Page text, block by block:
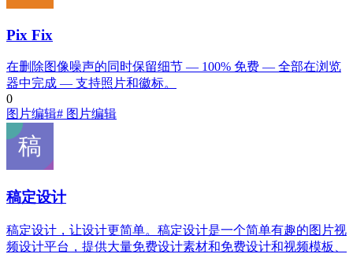
Pix Fix
在删除图像噪声的同时保留细节 — 100% 免费 — 全部在浏览
器中完成 — 支持照片和徽标。
0
图片编辑# 图片编辑
稿定设计
稿定设计，让设计更简单。稿定设计是一个简单有趣的图片视
频设计平台，提供大量免费设计素材和免费设计和视频模板、